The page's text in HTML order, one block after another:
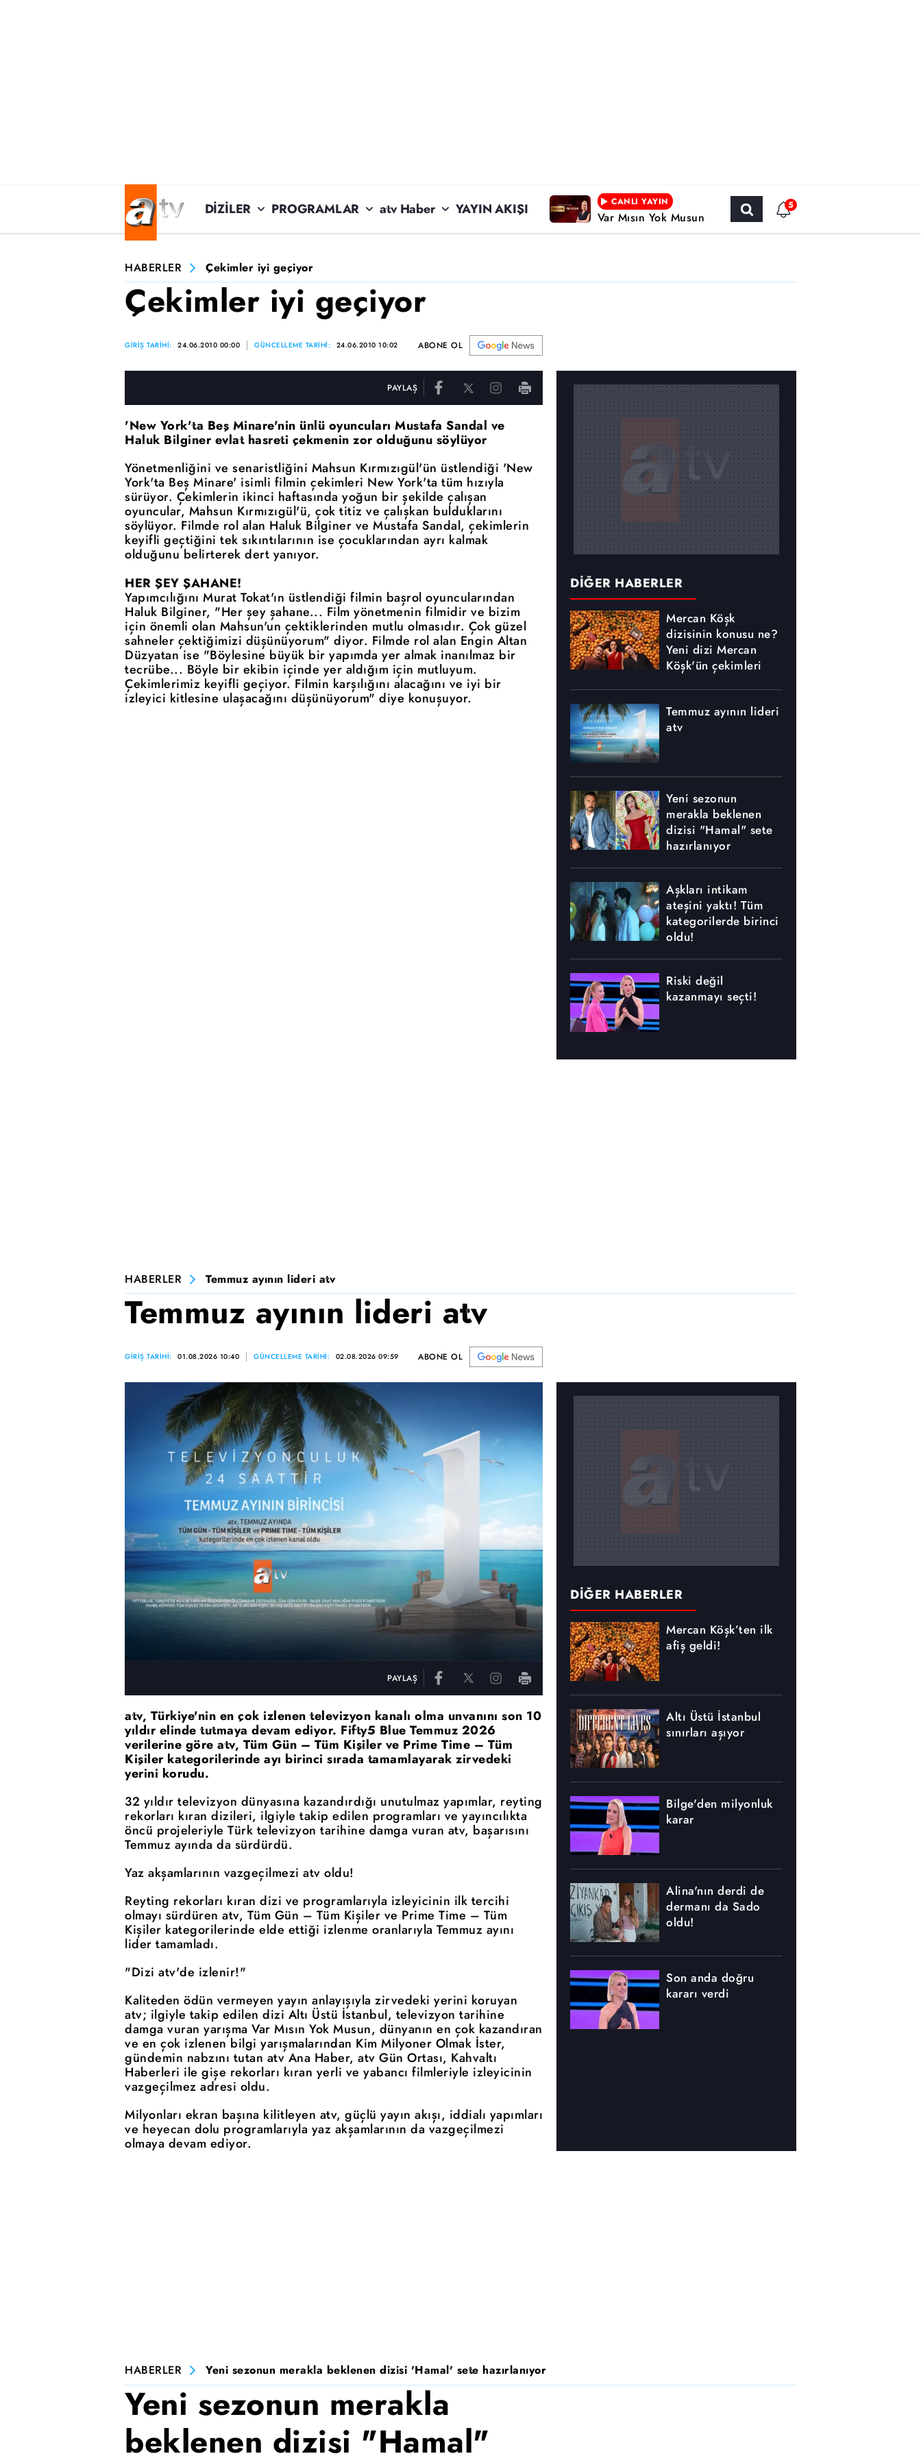
DİZİLER PROGRAMLAR atv Haber YAYIN AKIŞI CANLI YAYIN
Var Mısın Yok Musun
5
HABERLER Çekimler iyi geçiyor
Çekimler iyi geçiyor
GİRİŞ TARİHİ: 24.06.2010 00:00 GÜNCELLEME TARİHİ: 24.06.2010 10:02 ABONE OL
PAYLAŞ
'New York'ta Beş Minare'nin ünlü oyuncuları Mustafa Sandal ve
Haluk Bilginer evlat hasreti çekmenin zor olduğunu söylüyor
Yönetmenliğini ve senaristliğini Mahsun Kırmızıgül'ün üstlendiği 'New
York'ta Beş Minare' isimli filmin çekimleri New York'ta tüm hızıyla
sürüyor. Çekimlerin ikinci haftasında yoğun bir şekilde çalışan
oyuncular, Mahsun Kırmızıgül'ü, çok titiz ve çalışkan bulduklarını
söylüyor. Filmde rol alan Haluk Bilginer ve Mustafa Sandal, çekimlerin
keyifli geçtiğini tek sıkıntılarının ise çocuklarından ayrı kalmak
olduğunu belirterek dert yanıyor.
HER ŞEY ŞAHANE!
Yapımcılığını Murat Tokat'ın üstlendiği filmin başrol oyuncularından
Haluk Bilginer, "Her şey şahane... Film yönetmenin filmidir ve bizim
için önemli olan Mahsun'un çektiklerinden mutlu olmasıdır. Çok güzel
sahneler çektiğimizi düşünüyorum" diyor. Filmde rol alan Engin Altan
Düzyatan ise "Böylesine büyük bir yapımda yer almak inanılmaz bir
tecrübe... Böyle bir ekibin içinde yer aldığım için mutluyum.
Çekimlerimiz keyifli geçiyor. Filmin karşılığını alacağını ve iyi bir
izleyici kitlesine ulaşacağını düşünüyorum" diye konuşuyor.
DİĞER HABERLER
Mercan Köşk
dizisinin konusu ne?
Yeni dizi Mercan
Köşk'ün çekimleri
Temmuz ayının lideri
atv
Yeni sezonun
merakla beklenen
dizisi "Hamal" sete
hazırlanıyor
Aşkları intikam
ateşini yaktı! Tüm
kategorilerde birinci
oldu!
Riski değil
kazanmayı seçti!
HABERLER Temmuz ayının lideri atv
Temmuz ayının lideri atv
GİRİŞ TARİHİ: 01.08.2026 10:40 GÜNCELLEME TARİHİ: 02.08.2026 09:59 ABONE OL
PAYLAŞ
atv, Türkiye'nin en çok izlenen televizyon kanalı olma unvanını son 10
yıldır elinde tutmaya devam ediyor. Fifty5 Blue Temmuz 2026
verilerine göre atv, Tüm Gün – Tüm Kişiler ve Prime Time – Tüm
Kişiler kategorilerinde ayı birinci sırada tamamlayarak zirvedeki
yerini korudu.
32 yıldır televizyon dünyasına kazandırdığı unutulmaz yapımlar, reyting
rekorları kıran dizileri, ilgiyle takip edilen programları ve yayıncılıkta
öncü projeleriyle Türk televizyon tarihine damga vuran atv, başarısını
Temmuz ayında da sürdürdü.
Yaz akşamlarının vazgeçilmezi atv oldu!
Reyting rekorları kıran dizi ve programlarıyla izleyicinin ilk tercihi
olmayı sürdüren atv, Tüm Gün – Tüm Kişiler ve Prime Time – Tüm
Kişiler kategorilerinde elde ettiği izlenme oranlarıyla Temmuz ayını
lider tamamladı.
"Dizi atv'de izlenir!"
Kaliteden ödün vermeyen yayın anlayışıyla zirvedeki yerini koruyan
atv; ilgiyle takip edilen dizi Altı Üstü İstanbul, televizyon tarihine
damga vuran yarışma Var Mısın Yok Musun, dünyanın en çok kazandıran
ve en çok izlenen bilgi yarışmalarından Kim Milyoner Olmak İster,
gündemin nabzını tutan atv Ana Haber, atv Gün Ortası, Kahvaltı
Haberleri ile gişe rekorları kıran yerli ve yabancı filmleriyle izleyicinin
vazgeçilmez adresi oldu.
Milyonları ekran başına kilitleyen atv, güçlü yayın akışı, iddialı yapımları
ve heyecan dolu programlarıyla yaz akşamlarının da vazgeçilmezi
olmaya devam ediyor.
DİĞER HABERLER
Mercan Köşk’ten ilk
afiş geldi!
Altı Üstü İstanbul
sınırları aşıyor
Bilge'den milyonluk
karar
Alina'nın derdi de
dermanı da Sado
oldu!
Son anda doğru
kararı verdi
HABERLER Yeni sezonun merakla beklenen dizisi 'Hamal' sete hazırlanıyor
Yeni sezonun merakla
beklenen dizisi "Hamal"